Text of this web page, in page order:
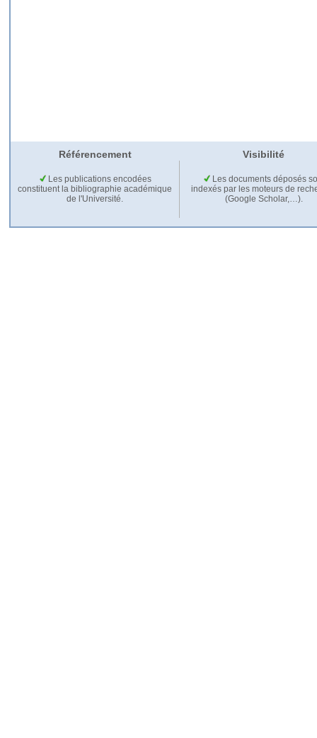
Référencement Visibilité
Les publications encodées
constituent la bibliographie académique
de l'Université.
Les documents déposés
indexés par les moteurs de
(Google Scholar,…).